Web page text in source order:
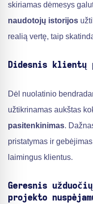
skiriamas dėmesys
naudotojų istorijos
realią vertę, taip
Didesnis klientų
Dėl nuolatinio
užtikrinamas aukštas
pasitenkinimas.
pristatymas ir
laimingus klientus.
Geresnis
projekto